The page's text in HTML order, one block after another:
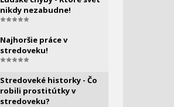
nikdy nezabudne!
Najhoršie práce v
stredoveku!
Stredoveké historky - Čo
robili prostitútky v
stredoveku?